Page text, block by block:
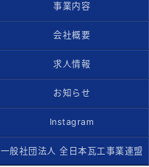
事業内容
会社概要
求人情報
お知らせ
Instagram
一般社団法人 全日本瓦工事業連盟